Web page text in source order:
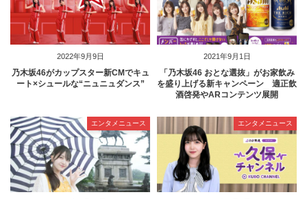
2022年9月9日
乃木坂46がカップスター新CMでキュ
ート×シュールな“ニュニュダンス”
2021年9月1日
「乃木坂46 おとな選抜」がお家飲み
を盛り上げる新キャンペーン 適正飲
酒啓発やARコンテンツ展開
エンタメニュース エンタメニュース